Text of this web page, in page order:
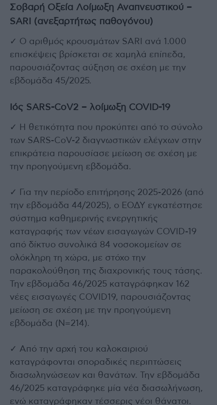
Σοβαρή Οξεία Λοίμωξη Αναπνευστικού –
SARI (ανεξαρτήτως παθογόνου)
✓ Ο αριθμός κρουσμάτων SARI ανά 1.000
επισκέψεις βρίσκεται σε χαμηλά επίπεδα,
παρουσιάζοντας αύξηση σε σχέση με την
εβδομάδα 45/2025.
Ιός SARS-CoV2 – λοίμωξη COVID-19
✓ Η θετικότητα που προκύπτει από το σύνολο
των SARS-CoV-2 διαγνωστικών ελέγχων στην
επικράτεια παρουσίασε μείωση σε σχέση με
την προηγούμενη εβδομάδα.
✓ Για την περίοδο επιτήρησης 2025-2026 (από
την εβδομάδα 44/2025), ο ΕΟΔΥ εγκατέστησε
σύστημα καθημερινής ενεργητικής
καταγραφής των νέων εισαγωγών COVID-19
από δίκτυο συνολικά 84 νοσοκομείων σε
ολόκληρη τη χώρα, με στόχο την
παρακολούθηση της διαχρονικής τους τάσης.
Την εβδομάδα 46/2025 καταγράφηκαν 162
νέες εισαγωγές COVID19, παρουσιάζοντας
μείωση σε σχέση με την προηγούμενη
εβδομάδα (Ν=214).
✓ Από την αρχή του καλοκαιριού
καταγράφονται σποραδικές περιπτώσεις
διασωληνώσεων και θανάτων. Την εβδομάδα
46/2025 καταγράφηκε μία νέα διασωλήνωση,
ενώ καταγράφηκαν τέσσερις νέοι θάνατοι.